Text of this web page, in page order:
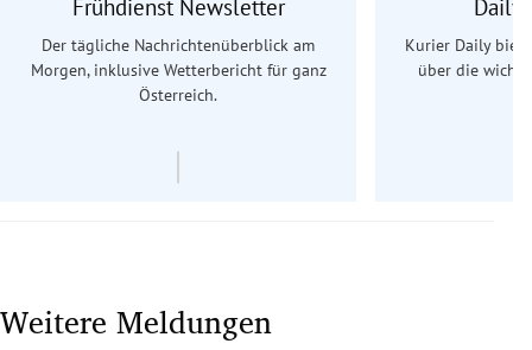
Frühdienst Newsletter
Der tägliche Nachrichtenüberblick am
Morgen, inklusive Wetterbericht für ganz
Österreich.
Daily
Kurier Daily
über die
Weitere Meldungen